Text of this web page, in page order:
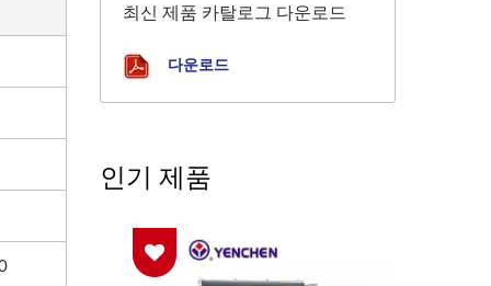
최신 제품 카탈로그 다운로드
다운로드
인기 제품